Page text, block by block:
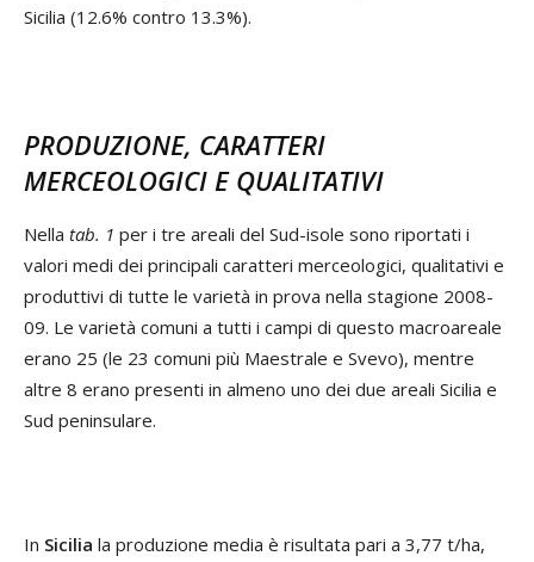
Sicilia (12.6% contro 13.3%).
PRODUZIONE, CARATTERI
MERCEOLOGICI E QUALITATIVI
Nella tab. 1 per i tre areali del Sud-isole sono riportati i
valori medi dei principali caratteri merceologici, qualitativi e
produttivi di tutte le varietà in prova nella stagione 2008-
09. Le varietà comuni a tutti i campi di questo macroareale
erano 25 (le 23 comuni più Maestrale e Svevo), mentre
altre 8 erano presenti in almeno uno dei due areali Sicilia e
Sud peninsulare.
In Sicilia la produzione media è risultata pari a 3,77 t/ha,